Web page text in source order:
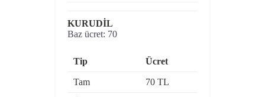
KURUDİL
Baz ücret: 70
Tip Ücret
Tam 70 TL